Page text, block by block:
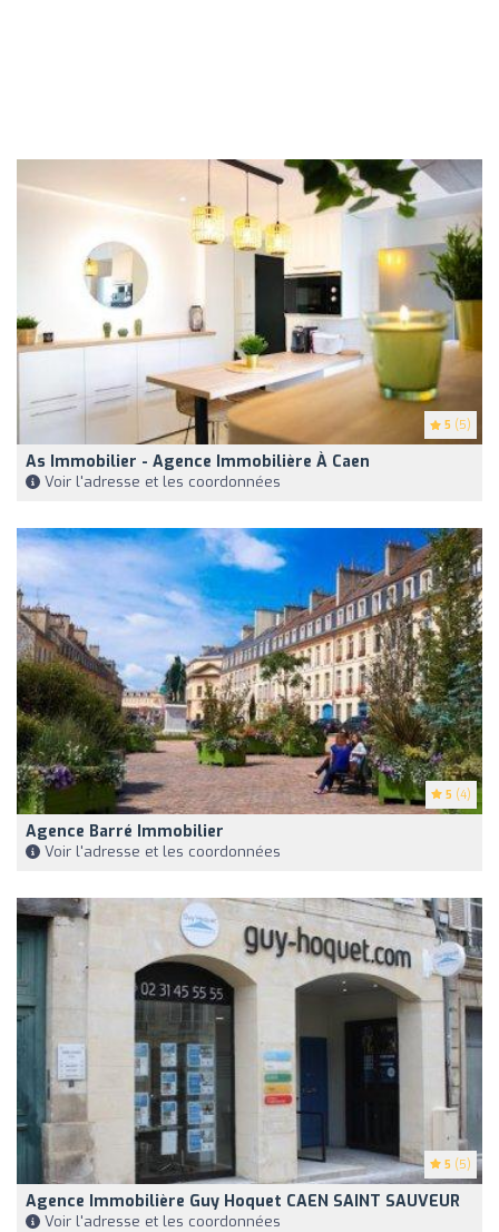
5 (5)
As Immobilier - Agence Immobilière À Caen
Voir l'adresse et les coordonnées
5 (4)
Agence Barré Immobilier
Voir l'adresse et les coordonnées
5 (5)
Agence Immobilière Guy Hoquet CAEN SAINT SAUVEUR
Voir l'adresse et les coordonnées